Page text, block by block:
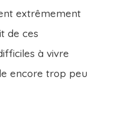
extrêmement
de ces
à vivre
encore trop peu